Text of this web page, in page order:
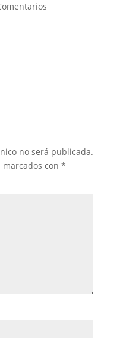
no será publicada.
con *